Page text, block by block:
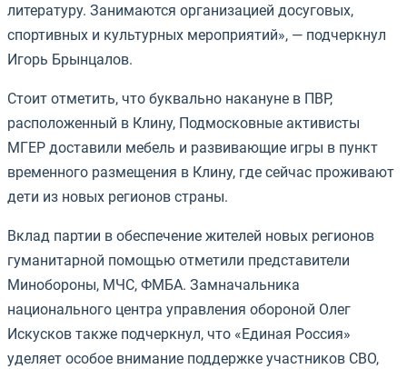
литературу. Занимаются организацией досуговых,
спортивных и культурных мероприятий», — подчеркнул
Игорь Брынцалов.
Стоит отметить, что буквально накануне в ПВР,
расположенный в Клину, Подмосковные активисты
МГЕР доставили мебель и развивающие игры в пункт
временного размещения в Клину, где сейчас проживают
дети из новых регионов страны.
Вклад партии в обеспечение жителей новых регионов
гуманитарной помощью отметили представители
Минобороны, МЧС, ФМБА. Замначальника
национального центра управления обороной Олег
Искусков также подчеркнул, что «Единая Россия»
уделяет особое внимание поддержке участников СВО,